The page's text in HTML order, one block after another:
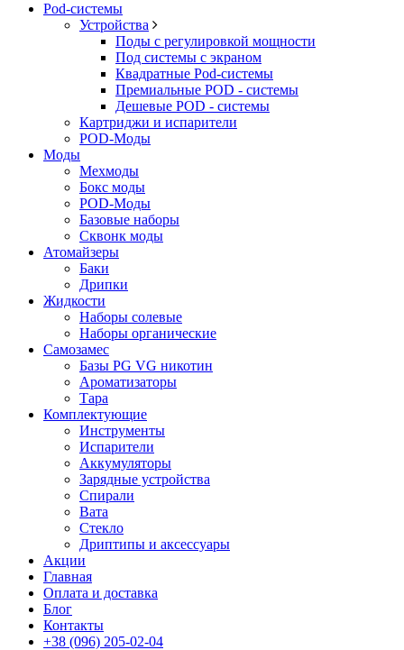
Pod-системы
Устройства
Поды с регулировкой мощности
Под системы с экраном
Квадратные Pod-системы
Премиальные POD - системы
Дешевые POD - системы
Картриджи и испарители
POD-Моды
Моды
Мехмоды
Бокс моды
POD-Моды
Базовые наборы
Сквонк моды
Атомайзеры
Баки
Дрипки
Жидкости
Наборы солевые
Наборы органические
Самозамес
Базы PG VG никотин
Ароматизаторы
Тара
Комплектующие
Инструменты
Испарители
Аккумуляторы
Зарядные устройства
Спирали
Вата
Стекло
Дриптипы и аксессуары
Акции
Главная
Оплата и доставка
Блог
Контакты
+38 (096) 205-02-04